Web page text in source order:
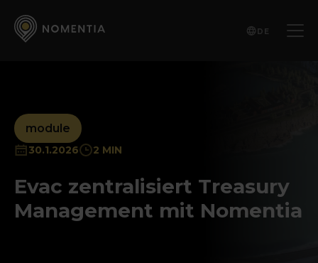
DE
module
30.1.2026 2 MIN
Evac zentralisiert Treasury
Management mit Nomentia